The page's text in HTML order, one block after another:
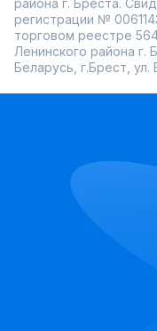
района г. Бреста.
регистрации №
торговом реестре
Ленинского района г.
Беларусь, г.Брест, ул.